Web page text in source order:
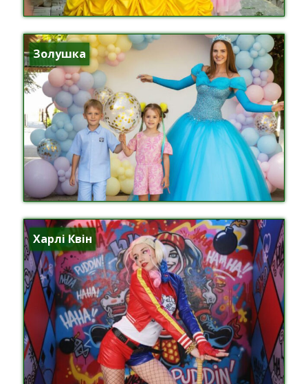
Золушка
Харлі Квін